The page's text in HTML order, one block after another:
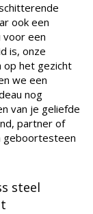
ook een
voor een
is, onze
op het gezicht
we een
nog
van je geliefde
partner of
geboortesteen
steel